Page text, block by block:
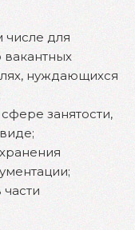
числе для
нуждающихся
занятости,